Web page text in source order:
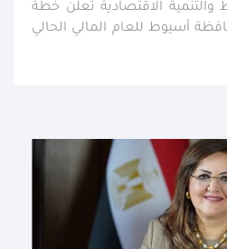
والتنمية الاقتصادية تعلن خطة
أسيوط للعام المالي الحالي